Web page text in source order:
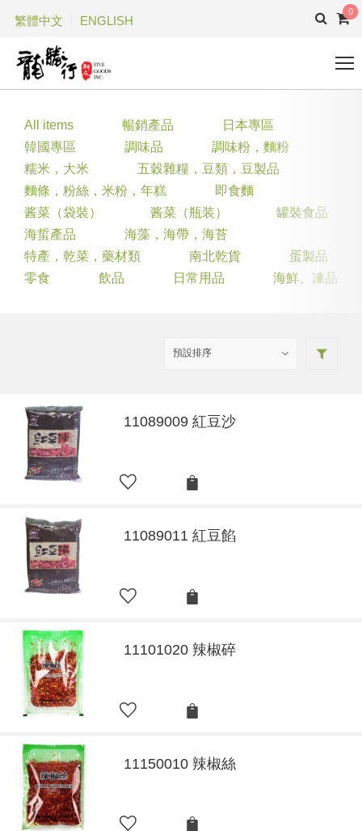
繁體中文 ENGLISH
0
All items 暢銷產品
日本專區
韓國專區
調味品
調味粉，麵粉
糯米，大米
五穀雜糧，豆類，豆製品
麵條，粉絲，米粉，年糕
即食麵
酱菜（袋裝）
酱菜（瓶装）
罐裝食品
海蜇產品
海藻，海帶，海苔
特產，乾菜，藥材類
南北乾貨
蛋製品
零食
飲品 日常用品 海鮮、凍品
11089009 紅豆沙
11089011 紅豆餡
11101020 辣椒碎
11150010 辣椒絲